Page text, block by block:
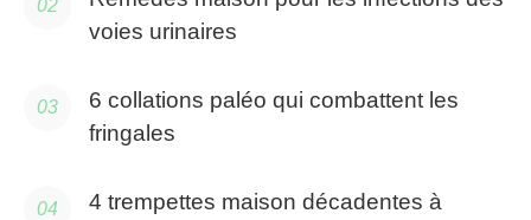
voies urinaires
6 collations paléo qui combattent les
fringales
4 trempettes maison décadentes à